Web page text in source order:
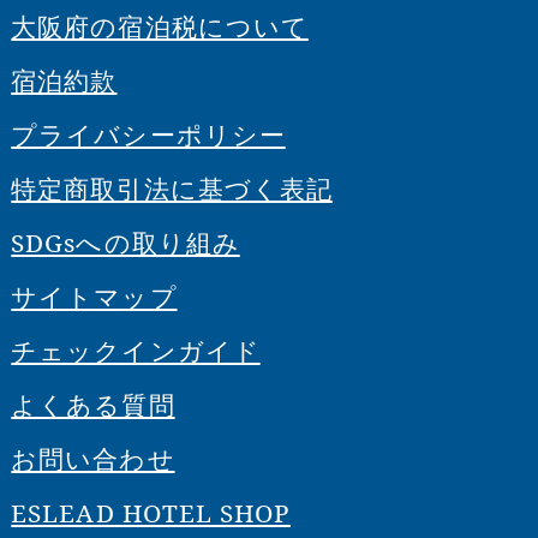
大阪府の宿泊税について
宿泊約款
プライバシーポリシー
特定商取引法に基づく表記
SDGsへの取り組み
サイトマップ
チェックインガイド
よくある質問
お問い合わせ
ESLEAD HOTEL SHOP